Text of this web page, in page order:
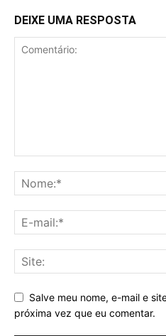
DEIXE UMA RESPOSTA
Salve meu nome, e-mail e
próxima vez que eu comentar.